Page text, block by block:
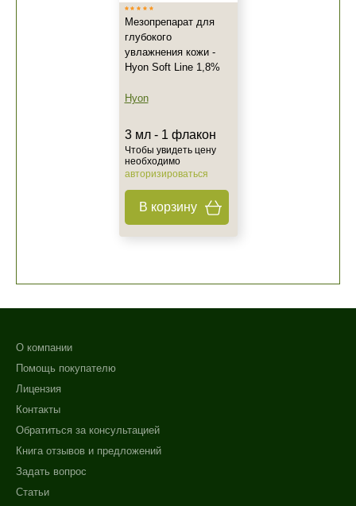
Мезопрепарат для
глубокого
увлажнения кожи -
Hyon Soft Line 1,8%
Hyon
3 мл - 1 флакон
Чтобы увидеть цену
необходимо
авторизироваться
В корзину
О компании
Помощь покупателю
Лицензия
Контакты
Обратиться за консультацией
Книга отзывов и предложений
Задать вопрос
Статьи